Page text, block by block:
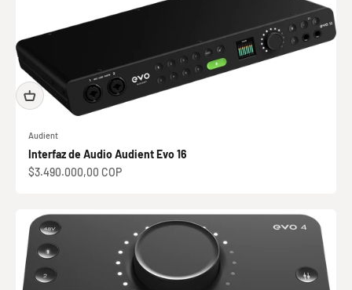
Audient
Interfaz de Audio Audient Evo 16
Precio de oferta
$3.490.000,00 COP